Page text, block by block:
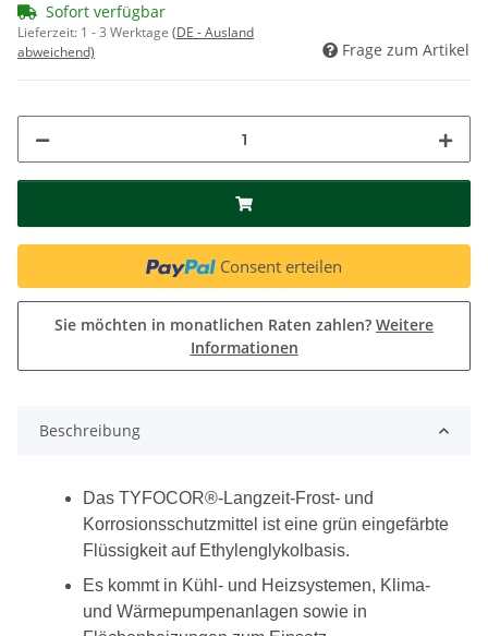
Sofort verfügbar
Lieferzeit: 1 - 3 Werktage (DE - Ausland
abweichend)
Frage zum Artikel
Consent erteilen
Sie möchten in monatlichen Raten zahlen? Weitere
Informationen
Beschreibung
Das TYFOCOR®-Langzeit-Frost- und
Korrosionsschutzmittel ist eine grün eingefärbte
Flüssigkeit auf Ethylenglykolbasis.
Es kommt in Kühl- und Heizsystemen, Klima-
und Wärmepumpenanlagen sowie in